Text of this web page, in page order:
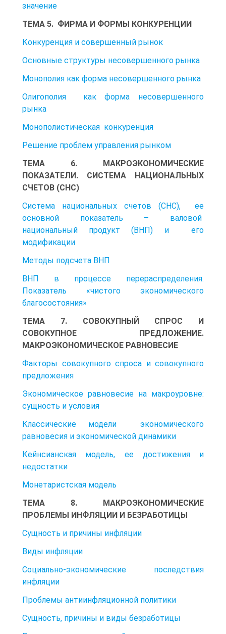
значение
ТЕМА 5. ФИРМА И ФОРМЫ КОНКУРЕНЦИИ
Конкуренция и совершенный рынок
Основные структуры несовершенного рынка
Монополия как форма несовершенного рынка
Олигополия как форма несовершенного
рынка
Монополистическая конкуренция
Решение проблем управления рынком
ТЕМА 6. МАКРОЭКОНОМИЧЕСКИЕ
ПОКАЗАТЕЛИ. СИСТЕМА НАЦИОНАЛЬНЫХ
СЧЕТОВ (СНС)
Система национальных счетов (СНС), ее
основной показатель – валовой
национальный продукт (ВНП) и его
модификации
Методы подсчета ВНП
ВНП в процессе перераспределения.
Показатель «чистого экономического
благосостояния»
ТЕМА 7. СОВОКУПНЫЙ СПРОС И
СОВОКУПНОЕ ПРЕДЛОЖЕНИЕ.
МАКРОЭКОНОМИЧЕСКОЕ РАВНОВЕСИЕ
Факторы совокупного спроса и совокупного
предложения
Экономическое равновесие на макроуровне:
сущность и условия
Классические модели экономического
равновесия и экономической динамики
Кейнсианская модель, ее достижения и
недостатки
Монетаристская модель
ТЕМА 8. МАКРОЭКОНОМИЧЕСКИЕ
ПРОБЛЕМЫ ИНФЛЯЦИИ И БЕЗРАБОТИЦЫ
Сущность и причины инфляции
Виды инфляции
Социально-экономические последствия
инфляции
Проблемы антиинфляционной политики
Сущность, причины и виды безработицы